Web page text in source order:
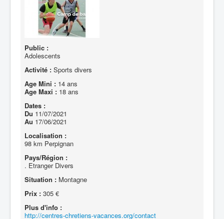
Public :
Adolescents
Activité : Sports divers
Age Mini : 14 ans
Age Maxi : 18 ans
Dates :
Du 11/07/2021
Au 17/06/2021
Localisation :
98 km Perpignan
Pays/Région :
. Etranger Divers
Situation : Montagne
Prix : 305 €
Plus d'info :
http://centres-chretiens-vacances.org/contact